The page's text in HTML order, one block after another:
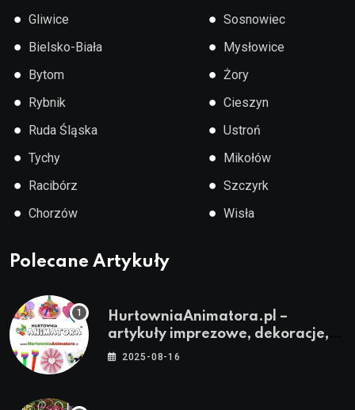
● Gliwice
● Bielsko-Biała
● Bytom
● Rybnik
● Ruda Śląska
● Tychy
● Racibórz
● Chorzów
● Sosnowiec
● Mysłowice
● Żory
● Cieszyn
● Ustroń
● Mikołów
● Szczyrk
● Wisła
Polecane Artykuły
HurtowniaAnimatora.pl –
artykuły imprezowe, dekoracje,
stroje i akcesoria dla animatorów
2025-08-16